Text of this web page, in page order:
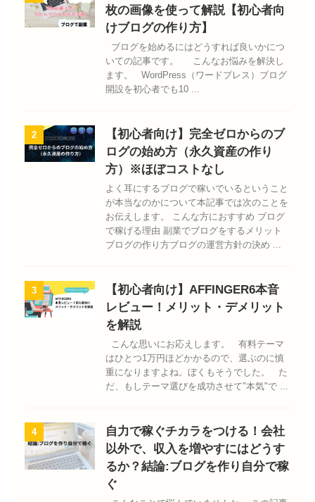
枚の画像を使って解説【初心者向
けブログの作り方】
ブログを始めるにはどうすれば良いかにつ
いての記事です。 こんなお悩みを解決し
ます。 WordPress（ワードプレス）ブログ
開設を初心者でも10 ...
2
【初心者向け】完全ゼロからのブ
ログの始め方（永久資産の作り
方）※ほぼコストなし
よく耳にするブログで稼いでいるということ
が本当なのかについて本記事では次のことを
お伝えします。 こんな方におすすめ ブログ
で稼げる理由 副業でブログをするメリット
ブログの作り方ブログの運営方針の決め ...
3
【初心者向け】AFFINGER6本音
レビュー！メリット・デメリット
を解説
こんな思いにお応えします。 有料テーマ
はひとつ1万円ほどかかるので、選ぶのに慎
重になりますよね。ぼくもそうでした。 た
だ、もしテーマ選びを成功させて"本気"で ...
4
自力で稼ぐチカラをつける！会社
以外で、収入を増やすにはどうす
るか？結論:ブログを作り自分で稼
ぐ